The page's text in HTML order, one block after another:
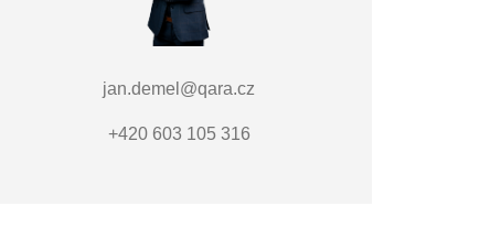
jan.demel@qara.cz
+420 603 105 316